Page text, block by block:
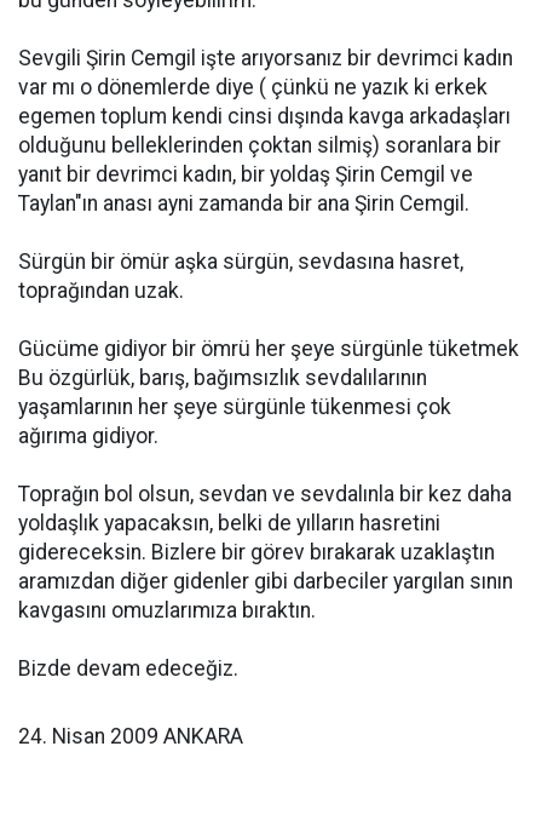
Sevgili Şirin Cemgil işte arıyorsanız bir devrimci kadın
var mı o dönemlerde diye ( çünkü ne yazık ki erkek
egemen toplum kendi cinsi dışında kavga arkadaşları
olduğunu belleklerinden çoktan silmiş) soranlara bir
yanıt bir devrimci kadın, bir yoldaş Şirin Cemgil ve
Taylan"ın anası ayni zamanda bir ana Şirin Cemgil.
Sürgün bir ömür aşka sürgün, sevdasına hasret,
toprağından uzak.
Gücüme gidiyor bir ömrü her şeye sürgünle tüketmek
Bu özgürlük, barış, bağımsızlık sevdalılarının
yaşamlarının her şeye sürgünle tükenmesi çok
ağırıma gidiyor.
Toprağın bol olsun, sevdan ve sevdalınla bir kez daha
yoldaşlık yapacaksın, belki de yılların hasretini
gidereceksin. Bizlere bir görev bırakarak uzaklaştın
aramızdan diğer gidenler gibi darbeciler yargılan sının 
kavgasını omuzlarımıza bıraktın.
Bizde devam edeceğiz.
24. Nisan 2009 ANKARA